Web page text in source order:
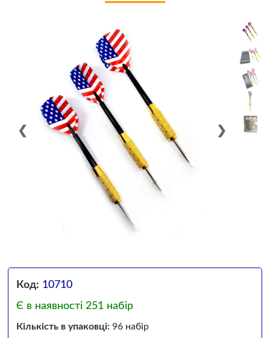
❮ ❯
Код: 10710
Є в наявності 251 набір
Кількість в упаковці:96 набір